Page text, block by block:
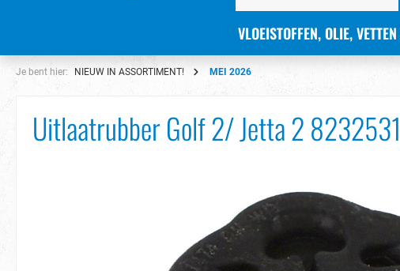
VLOEISTOFFEN, OLIE,
Je bent hier: NIEUW IN ASSORTIMENT! MEI 2026
Uitlaatrubber Golf 2/ Jetta 2